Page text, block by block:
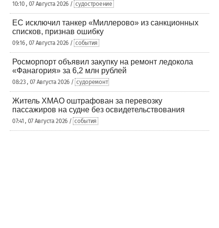
10:10 , 07 Августа 2026 / судостроение
ЕС исключил танкер «Миллерово» из санкционных
списков, признав ошибку
09:16 , 07 Августа 2026 / события
Росморпорт объявил закупку на ремонт ледокола
«Фанагория» за 6,2 млн рублей
08:23 , 07 Августа 2026 / судоремонт
Житель ХМАО оштрафован за перевозку
пассажиров на судне без освидетельствования
07:41 , 07 Августа 2026 / события